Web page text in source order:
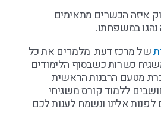
איזה הכשרים מתאימים
במשפחתו.
של מרכז דעת מלמדים את כל
כשרות כשבסוף הלימודים
מטעם הרבנות הראשית
ללמוד קורס משגיחי
אלינו ונשמח לענות לכם